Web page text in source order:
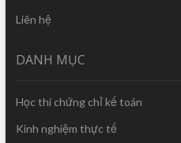
Liên hệ
DANH MỤC
Học thi chứng chỉ kế toán
Kinh nghiệm thực tế